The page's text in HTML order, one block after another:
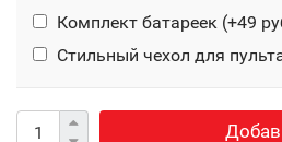
Комплект батареек (+49
Стильный чехол для